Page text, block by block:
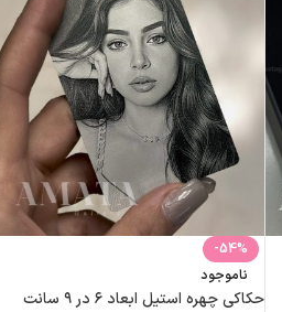
-54%
ناموجود
حکاکی چهره استیل ابعاد ۶ در ٩ سانت